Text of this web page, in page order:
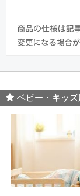
ベビー・キッ